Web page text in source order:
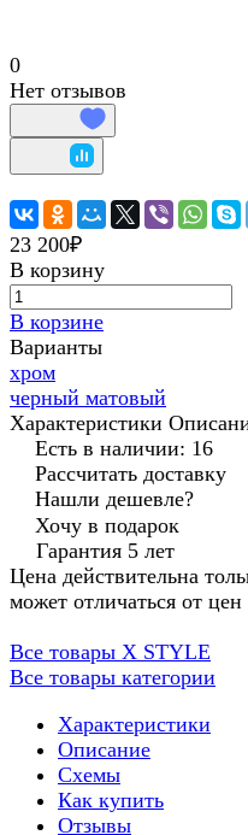
0
Нет отзывов
23 200₽
В корзину
В корзине
Варианты
хром
черный матовый
Характеристики
Есть в наличии: 16
Рассчитать доставку
Нашли дешевле?
Хочу в подарок
Гарантия 5 лет
Цена действительна
может отличаться от
Все товары X STYLE
Все товары категории
Характеристики
Описание
Схемы
Как купить
Отзывы